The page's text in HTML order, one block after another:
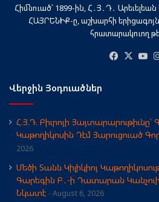
Հիմնուած՝ 1899-ին, Հ․Յ․Դ․
ՀԱՅՐԵՆԻՔ-ը, աշխարհի երիցագոյն
հրատարակուող
X
Վերջին Յօդուածներ
Հ.Յ.Դ. Բիւրոյի Յայտարարութիւնը՝
Կաթողիկոսին Դէմ Յարուցուած
2026
Մեծի Տանն Կիլիկիոյ
Գարեգին Բ․-ի Դատարան
Նկատէ
August 6, 2026